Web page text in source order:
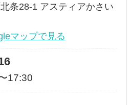
条28-1 アスティアかさい
マップで見る
17:30